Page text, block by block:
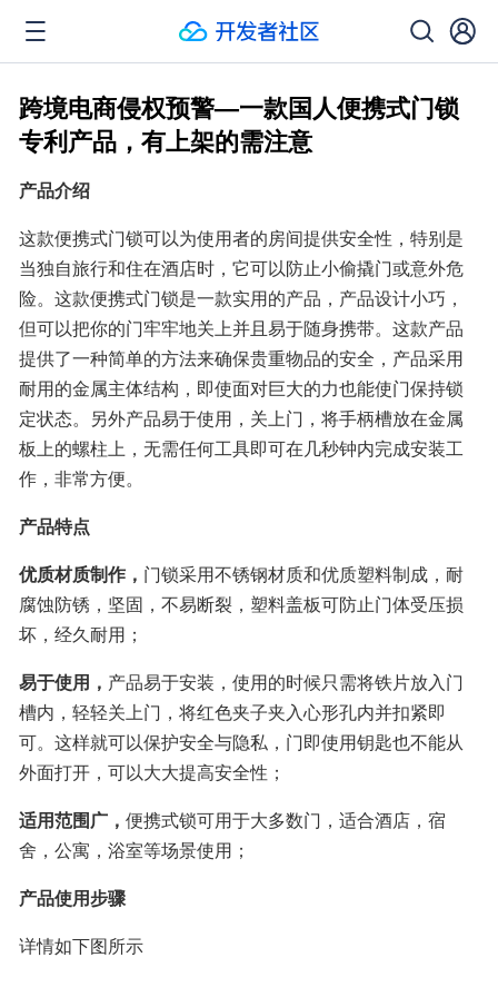
跨境电商侵权预警—一款国人便携式门锁
专利产品，有上架的需注意
产品介绍
这款便携式门锁可以为使用者的房间提供安全性，特别是
当独自旅行和住在酒店时，它可以防止小偷撬门或意外危
险。这款便携式门锁是一款实用的产品，产品设计小巧，
但可以把你的门牢牢地关上并且易于随身携带。这款产品
提供了一种简单的方法来确保贵重物品的安全，产品采用
耐用的金属主体结构，即使面对巨大的力也能使门保持锁
定状态。另外产品易于使用，关上门，将手柄槽放在金属
板上的螺柱上，无需任何工具即可在几秒钟内完成安装工
作，非常方便。
产品特点
优质材质制作， 门锁采用不锈钢材质和优质塑料制成，耐
腐蚀防锈，坚固，不易断裂，塑料盖板可防止门体受压损
坏，经久耐用；
易于使用， 产品易于安装，使用的时候只需将铁片放入门
槽内，轻轻关上门，将红色夹子夹入心形孔内并扣紧即
可。这样就可以保护安全与隐私，门即使用钥匙也不能从
外面打开，可以大大提高安全性；
适用范围广， 便携式锁可用于大多数门，适合酒店，宿
舍，公寓，浴室等场景使用；
产品使用步骤
详情如下图所示